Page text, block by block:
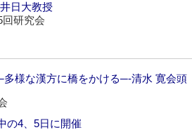
日大教授
研究会
様な漢方に橋をかける─‐清水 寛会頭
の4、5日に開催